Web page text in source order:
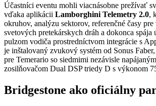
Účastníci eventu mohli viacnásobne prežívať
vďaka aplikácii Lamborghini Telemetry 2.0,
okruhov, analýzu sektorov, referenčné časy
svetových pretekárskych dráh a dokonca spája
pulzom vodiča prostredníctvom integrácie s
je inštalovaný zvukový systém od Sonus
pre Temerario so siedmimi nezávisle
zosilňovačom Dual DSP triedy D s výkonom
Bridgestone ako oficiálny